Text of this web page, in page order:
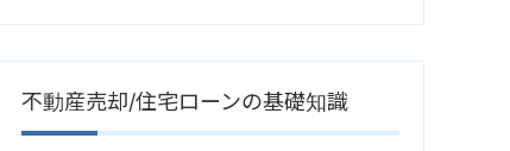
不動産売却/住宅ローンの基礎知識